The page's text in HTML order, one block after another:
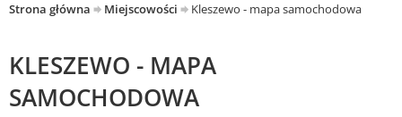
Strona główna Miejscowości Kleszewo - mapa samochodowa
KLESZEWO - MAPA
SAMOCHODOWA